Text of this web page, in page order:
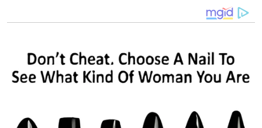
อากาศเย็นตอนเช้า ต่ำสุด 18-23 องศาฯ สูงสุด 32-35
ภาคกลาง
มีฝนฟ้าคะนองร้อยละ 20 ของพื้นที่ โดยเฉพาะสุพรรณบุรี